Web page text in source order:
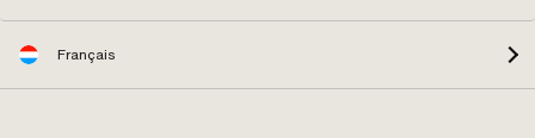
Français